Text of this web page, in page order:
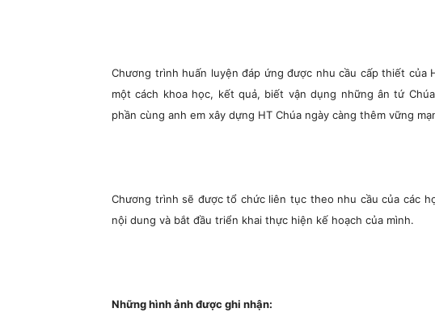
Chương trình huấn luyện đáp ứng được nhu cầu cấp thiết của
một cách khoa học, kết quả, biết vận dụng những ân tứ
phần cùng anh em xây dựng HT Chúa ngày càng thêm vững
Chương trình sẽ được tổ chức liên tục theo nhu cầu của các
nội dung và bắt đầu triển khai thực hiện kế hoạch của mình.
Những hình ảnh được ghi nhận: